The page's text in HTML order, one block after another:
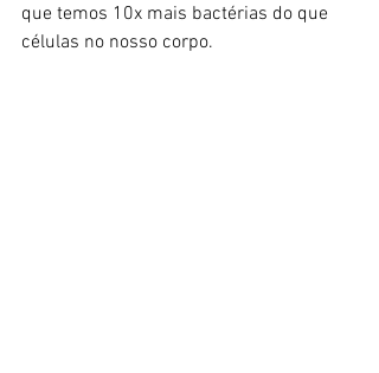
que temos 10x mais bactérias do que
células no nosso corpo.